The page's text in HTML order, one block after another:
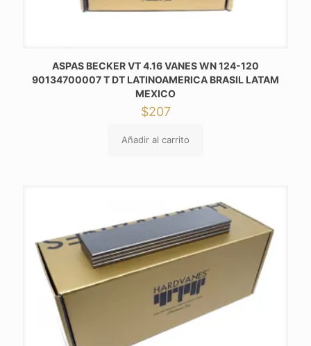
ASPAS BECKER VT 4.16 VANES WN 124-120
90134700007 T DT LATINOAMERICA BRASIL LATAM
MEXICO
$207
Añadir al carrito